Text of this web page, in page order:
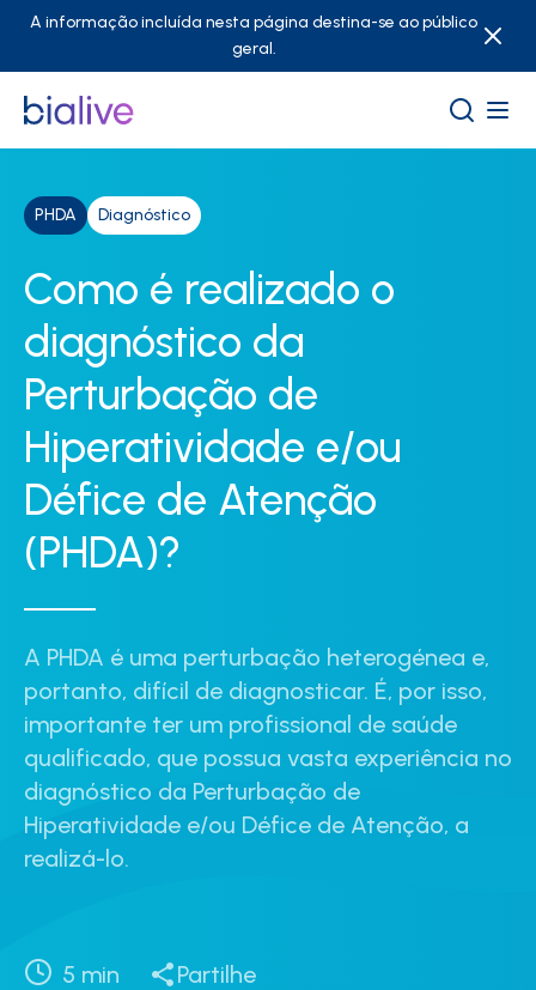
A informação incluída nesta página destina-se ao público
geral.
PHDA Diagnóstico
Como é realizado o
diagnóstico da
Perturbação de
Hiperatividade e/ou
Défice de Atenção
(PHDA)?
A PHDA é uma perturbação heterogénea e,
portanto, difícil de diagnosticar. É, por isso,
importante ter um profissional de saúde
qualificado, que possua vasta experiência no
diagnóstico da Perturbação de
Hiperatividade e/ou Défice de Atenção, a
realizá-lo.
5 min Partilhe